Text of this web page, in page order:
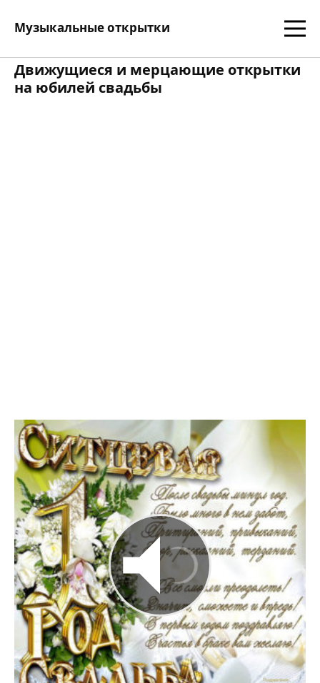
Музыкальные открытки
Движущиеся и мерцающие открытки
на юбилей свадьбы